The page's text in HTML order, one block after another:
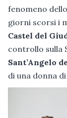
fenomeno
giorni scorsi i
Castel del
controllo sulla
Sant’Angelo
di una donna